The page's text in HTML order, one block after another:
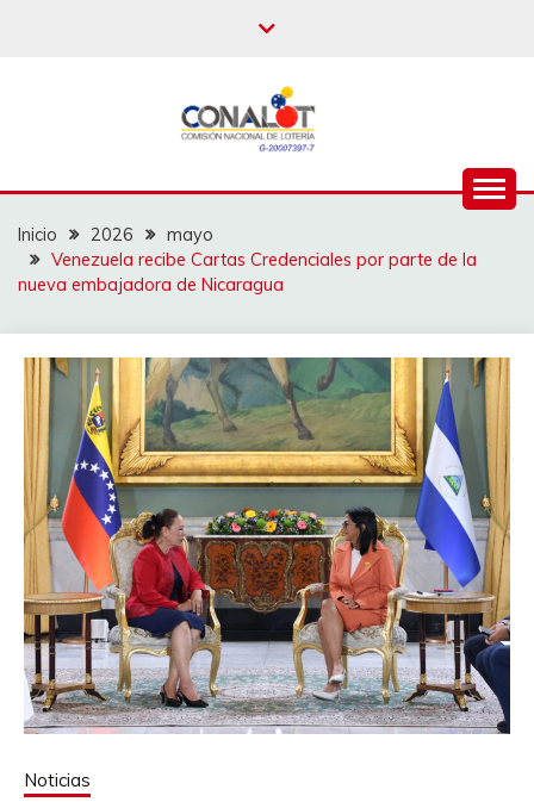
Inicio 2026
mayo
Venezuela recibe Cartas Credenciales por parte de la
nueva embajadora de Nicaragua
Noticias